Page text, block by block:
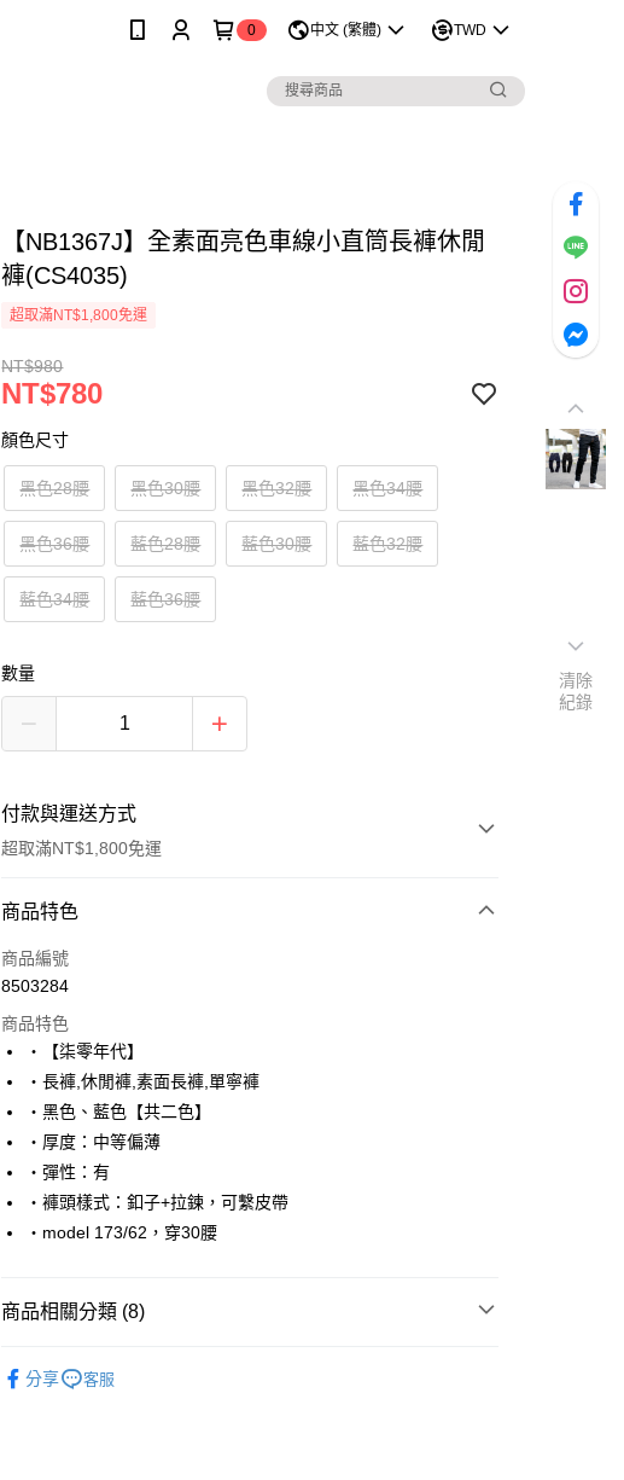
0 中文 (繁體) TWD
【NB1367J】全素面亮色車線小直筒長褲休閒
褲(CS4035)
超取滿NT$1,800免運
NT$980
NT$780
顏色尺寸
黑色28腰 黑色30腰 黑色32腰 黑色34腰
黑色36腰 藍色28腰 藍色30腰 藍色32腰
藍色34腰 藍色36腰
數量
付款與運送方式
超取滿NT$1,800免運
付款方式
信用卡一次付款
LINE Pay
Apple Pay
街口支付
悠遊付
Google Pay
【關於「AFTEE先享後付」】
１．簡單：不需註冊會員、不需綁卡、不需儲值。
商品特色
商品編號
8503284
商品特色
‧【柒零年代】
‧長褲,休閒褲,素面長褲,單寧褲
‧黑色、藍色【共二色】
‧厚度：中等偏薄
‧彈性：有
‧褲頭樣式：釦子+拉鍊，可繫皮帶
‧model 173/62，穿30腰
商品相關分類 (8)
分享 客服
清除
紀錄